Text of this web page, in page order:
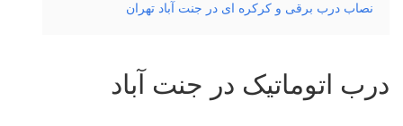
نصاب درب برقی و کرکره ای در جنت آباد تهران
درب اتوماتیک در جنت آباد